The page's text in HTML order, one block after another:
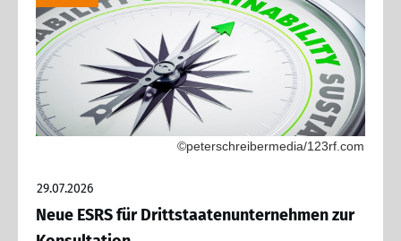
©peterschreibermedia/123rf.com
29.07.2026
Neue ESRS für Drittstaatenunternehmen zur